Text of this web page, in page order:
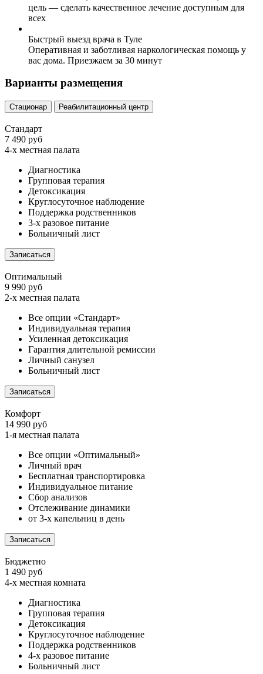
цель — сделать качественное лечение доступным для
всех
Быстрый выезд врача в Туле
Оперативная и заботливая наркологическая помощь у
вас дома. Приезжаем за 30 минут
Варианты размещения
Стационар Реабилитационный центр
Стандарт
7 490 руб
4-х местная палата
Диагностика
Групповая терапия
Детоксикация
Круглосуточное наблюдение
Поддержка родственников
3-х разовое питание
Больничный лист
Записаться
Оптимальный
9 990 руб
2-х местная палата
Все опции «Стандарт»
Индивидуальная терапия
Усиленная детоксикация
Гарантия длительной ремиссии
Личный санузел
Больничный лист
Записаться
Комфорт
14 990 руб
1-я местная палата
Все опции «Оптимальный»
Личный врач
Бесплатная транспортировка
Индивидуальное питание
Сбор анализов
Отслеживание динамики
от 3-х капельниц в день
Записаться
Бюджетно
1 490 руб
4-х местная комната
Диагностика
Групповая терапия
Детоксикация
Круглосуточное наблюдение
Поддержка родственников
4-х разовое питание
Больничный лист